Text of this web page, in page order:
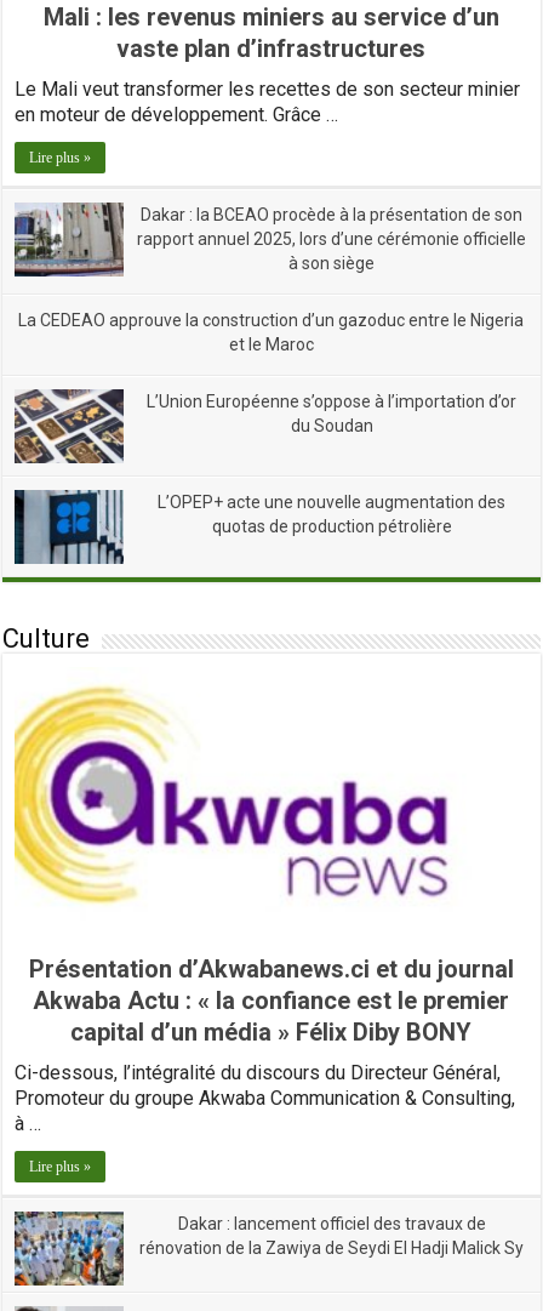
Mali : les revenus miniers au service d’un
vaste plan d’infrastructures
Le Mali veut transformer les recettes de son secteur minier
en moteur de développement. Grâce …
Lire plus »
Dakar : la BCEAO procède à la présentation de son
rapport annuel 2025, lors d’une cérémonie officielle
à son siège
La CEDEAO approuve la construction d’un gazoduc entre le Nigeria
et le Maroc
L’Union Européenne s’oppose à l’importation d’or
du Soudan
L’OPEP+ acte une nouvelle augmentation des
quotas de production pétrolière
Culture
Présentation d’Akwabanews.ci et du journal
Akwaba Actu : « la confiance est le premier
capital d’un média » Félix Diby BONY
Ci-dessous, l’intégralité du discours du Directeur Général,
Promoteur du groupe Akwaba Communication & Consulting,
à …
Lire plus »
Dakar : lancement officiel des travaux de
rénovation de la Zawiya de Seydi El Hadji Malick Sy